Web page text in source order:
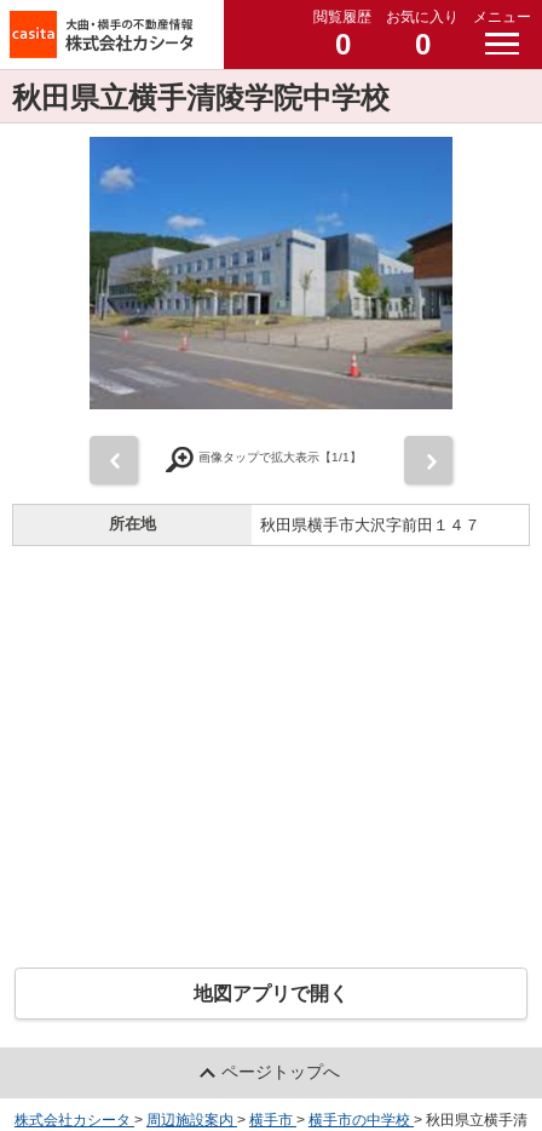
閲覧履歴
0
お気に入り
0
メニュー
秋田県立横手清陵学院中学校
画像タップで拡大表示【1/1】
所在地 秋田県横手市大沢字前田１４７
地図アプリで開く
ページトップへ
株式会社カシータ > 周辺施設案内 > 横手市 > 横手市の中学校 > 秋田県立横手清